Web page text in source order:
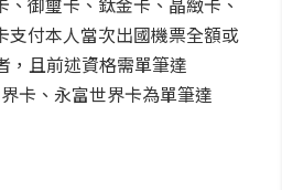
支付本人當次出國機票全額或
，且前述資格需單筆達
卡、永富世界卡為單筆達